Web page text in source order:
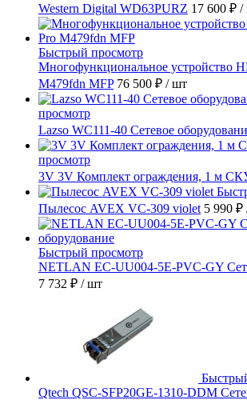
Western Digital WD63PURZ 17 600 ₽ /
Быстрый просмотр
Многофункциональное устройство
M479fdn MFP 76 500 ₽ / шт
просмотр
Lazso WC111-40 Сетевое
просмотр
3V 3V Комплект ограждения, 1 м
Пылесос AVEX VC-309 violet 5 990 ₽
Быстрый просмотр
NETLAN EC-UU004-5E-PVC-GY
7 732 ₽ / шт
Qtech QSC-SFP20GE-1310-DDM